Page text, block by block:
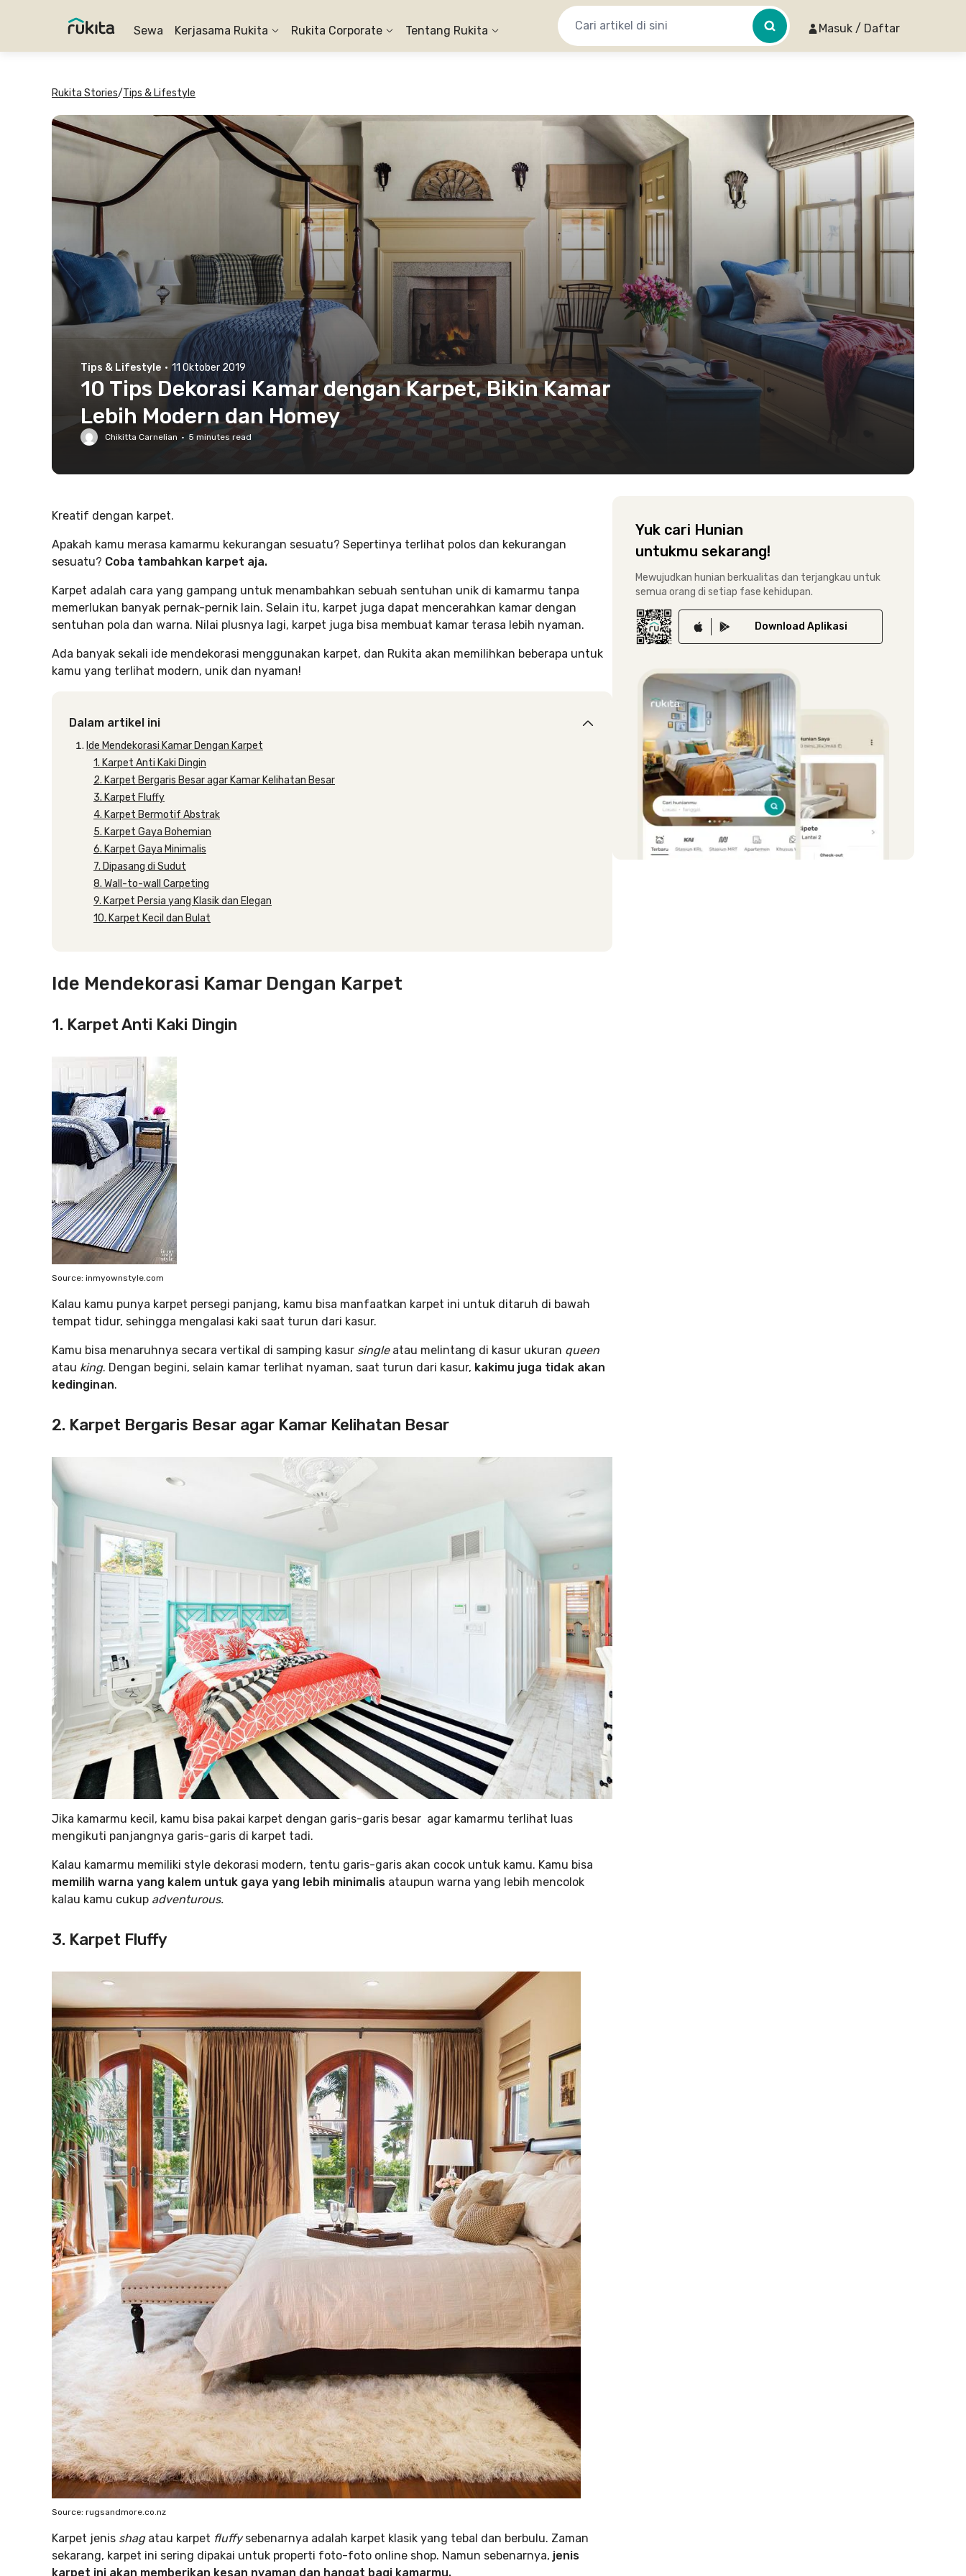
Sewa Kerjasama Rukita Rukita Corporate Tentang Rukita Masuk / Daftar
Rukita Stories/Tips & Lifestyle
Tips & Lifestyle · 11 Oktober 2019
10 Tips Dekorasi Kamar dengan Karpet, Bikin Kamar
Lebih Modern dan Homey
Chikitta Carnelian · 5 minutes read
Kreatif dengan karpet.
Apakah kamu merasa kamarmu kekurangan sesuatu? Sepertinya terlihat polos dan kekurangan
sesuatu? Coba tambahkan karpet aja.
Karpet adalah cara yang gampang untuk menambahkan sebuah sentuhan unik di kamarmu tanpa
memerlukan banyak pernak-pernik lain. Selain itu, karpet juga dapat mencerahkan kamar dengan
sentuhan pola dan warna. Nilai plusnya lagi, karpet juga bisa membuat kamar terasa lebih nyaman.
Ada banyak sekali ide mendekorasi menggunakan karpet, dan Rukita akan memilihkan beberapa untuk
kamu yang terlihat modern, unik dan nyaman!
Dalam artikel ini
Ide Mendekorasi Kamar Dengan Karpet
1. Karpet Anti Kaki Dingin
2. Karpet Bergaris Besar agar Kamar Kelihatan Besar
3. Karpet Fluffy
4. Karpet Bermotif Abstrak
5. Karpet Gaya Bohemian
6. Karpet Gaya Minimalis
7. Dipasang di Sudut
8. Wall-to-wall Carpeting
9. Karpet Persia yang Klasik dan Elegan
10. Karpet Kecil dan Bulat
Ide Mendekorasi Kamar Dengan Karpet
1. Karpet Anti Kaki Dingin
Source: inmyownstyle.com
Kalau kamu punya karpet persegi panjang, kamu bisa manfaatkan karpet ini untuk ditaruh di bawah
tempat tidur, sehingga mengalasi kaki saat turun dari kasur.
Kamu bisa menaruhnya secara vertikal di samping kasur singleatau melintang di kasur ukuran queen
atau king. Dengan begini, selain kamar terlihat nyaman, saat turun dari kasur, kakimu juga tidak akan
kedinginan.
2. Karpet Bergaris Besar agar Kamar Kelihatan Besar
Jika kamarmu kecil, kamu bisa pakai karpet dengan garis-garis besar agar kamarmu terlihat luas
mengikuti panjangnya garis-garis di karpet tadi.
Kalau kamarmu memiliki style dekorasi modern, tentu garis-garis akan cocok untuk kamu. Kamu bisa
memilih warna yang kalem untuk gaya yang lebih minimalis ataupun warna yang lebih mencolok
kalau kamu cukup adventurous.
3. Karpet Fluffy
Source: rugsandmore.co.nz
Karpet jenis shag atau karpet fluffysebenarnya adalah karpet klasik yang tebal dan berbulu. Zaman
sekarang, karpet ini sering dipakai untuk properti foto-foto online shop. Namun sebenarnya, jenis
karpet ini akan memberikan kesan nyaman dan hangat bagi kamarmu.
Yuk cari Hunian
untukmu sekarang!
Mewujudkan hunian berkualitas dan terjangkau untuk
semua orang di setiap fase kehidupan.
Download Aplikasi